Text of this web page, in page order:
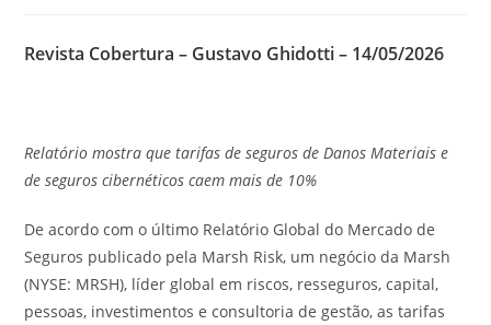
Revista Cobertura – Gustavo Ghidotti – 14/05/2026
Relatório mostra que tarifas de seguros de Danos Materiais e
de seguros cibernéticos caem mais de 10%
De acordo com o último Relatório Global do Mercado de
Seguros publicado pela Marsh Risk, um negócio da Marsh
(NYSE: MRSH), líder global em riscos, resseguros, capital,
pessoas, investimentos e consultoria de gestão, as tarifas